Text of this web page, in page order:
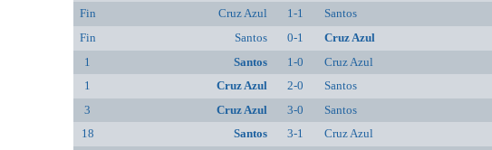
Fin
Cruz Azul 1-1 Santos
Fin
Santos 0-1 Cruz Azul
1
Santos 1-0 Cruz Azul
1
Cruz Azul 2-0 Santos
3
Cruz Azul 3-0 Santos
18
Santos 3-1 Cruz Azul